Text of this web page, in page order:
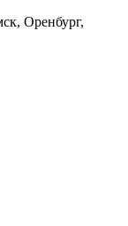
Оренбург,